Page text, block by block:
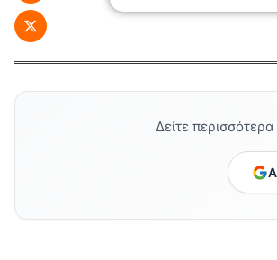
Δείτε